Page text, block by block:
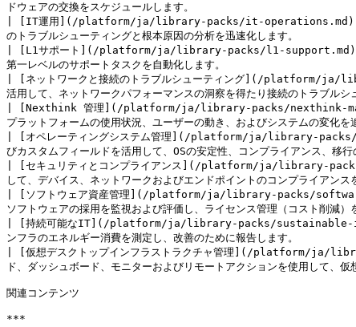
ドウェアの交換をスケジュールします。
| [IT運用](/platform/ja/library-packs/it-operations.md)
のトラブルシューティングと根本原因の分析を迅速
| [L1サポート](/platform/ja/library-packs/l1-
第一レベルのサポートタスクを自動化します。
| [ネットワークと接続のトラブルシューティング](/
活用して、ネットワークパフォーマンスの洞察を得たり接続
| [Nexthink 管理](/platform/ja/library-packs/nexthink-
プラットフォームの使用状況、ユーザーの動き、およびシステムの変
| [オペレーティングシステム管理](/platform/ja/library-
びカスタムフィールドを活用して、OSの安定性、コンプライア
| [セキュリティとコンプライアンス](/platform/ja/library-
して、デバイス、ネットワークおよびエンドポイントの
| [ソフトウェア資産管理](/platform/ja/library-packs/
ソフトウェアの採用を監視および評価し、ライセンス管
| [持続可能なIT](/platform/ja/library-packs/
ンフラのエネルギー消費を測定し、改善のために報
| [仮想デスクトップインフラストラクチャ管理](/
ド、ダッシュボード、モニターおよびリモートアクションを使用し
関連コンテンツ
***